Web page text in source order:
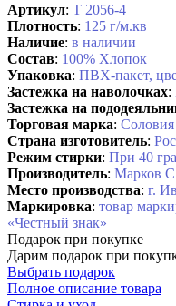
Артикул: Т 2056-4
Плотность: 125 г/м.кв
Наличие: в наличии
Состав: 100% Хлопок
Упаковка: ПВХ-пакет,
Застежка на наволочках:
Застежка на
Торговая марка: Соловия
Страна изготовитель:
Режим стирки: При 40
Производитель: Марков
Место производства: г.
Маркировка: товар
«Честный знак»
Подарок при покупке
Дарим подарок при
Выбрать подарок
Полное описание товара